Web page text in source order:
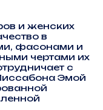
и женских
в
фасонами и
чертами их
с
Эмой